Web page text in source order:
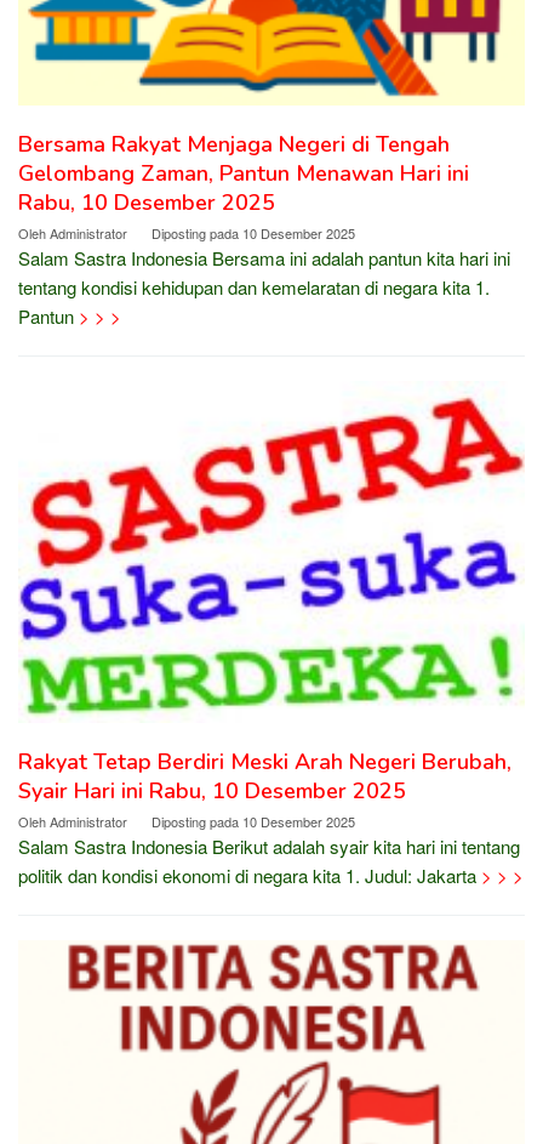
Bersama Rakyat Menjaga Negeri di Tengah
Gelombang Zaman, Pantun Menawan Hari ini
Rabu, 10 Desember 2025
OlehAdministrator Diposting pada 10 Desember 2025
Salam Sastra Indonesia Bersama ini adalah pantun kita hari ini
tentang kondisi kehidupan dan kemelaratan di negara kita 1.
Pantun > > >
Rakyat Tetap Berdiri Meski Arah Negeri Berubah,
Syair Hari ini Rabu, 10 Desember 2025
OlehAdministrator Diposting pada 10 Desember 2025
Salam Sastra Indonesia Berikut adalah syair kita hari ini tentang
politik dan kondisi ekonomi di negara kita 1. Judul: Jakarta > > >